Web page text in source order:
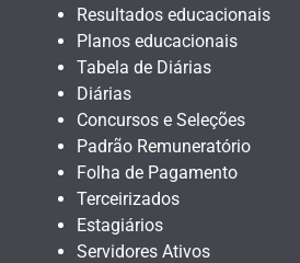
Resultados educacionais
Planos educacionais
Tabela de Diárias
Diárias
Concursos e Seleções
Padrão Remuneratório
Folha de Pagamento
Terceirizados
Estagiários
Servidores Ativos